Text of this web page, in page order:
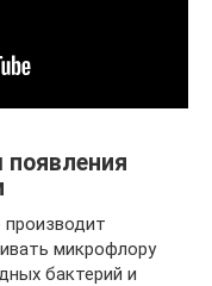
появления
микрофлору
бактерий и